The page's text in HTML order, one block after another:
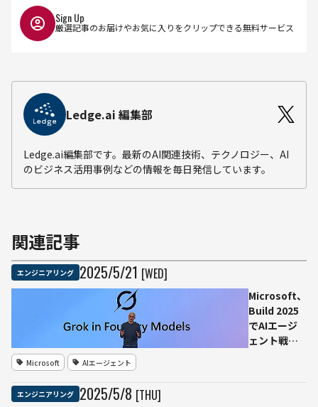
Sign Up
厳選記事のお届けやお気に入りをクリップできる無料サービス
Ledge.ai 編集部
Ledge.ai編集部です。最新のAI関連技術、テクノロジー、AI
のビジネス活用事例などの情報を毎日発信しています。
関連記事
エンジニアリング 2025/5/21 [WED]
Microsoft、
Build 2025
でAIエージ
ェント戦略
Microsoft AIエージェント
エンジニアリング 2025/5/8 [THU]